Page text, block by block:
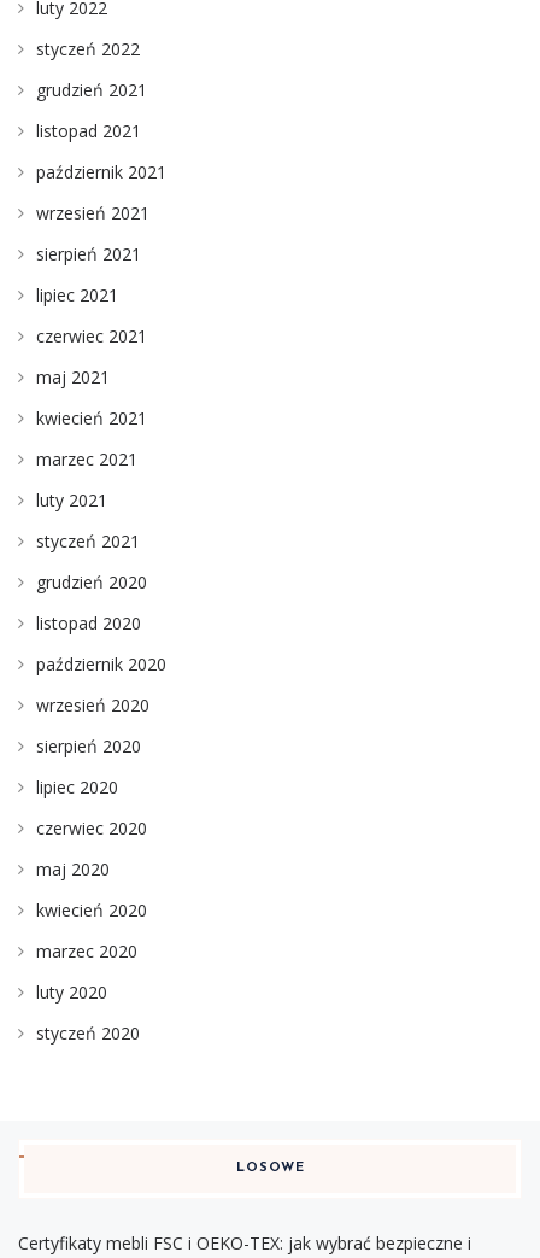
luty 2022
styczeń 2022
grudzień 2021
listopad 2021
październik 2021
wrzesień 2021
sierpień 2021
lipiec 2021
czerwiec 2021
maj 2021
kwiecień 2021
marzec 2021
luty 2021
styczeń 2021
grudzień 2020
listopad 2020
październik 2020
wrzesień 2020
sierpień 2020
lipiec 2020
czerwiec 2020
maj 2020
kwiecień 2020
marzec 2020
luty 2020
styczeń 2020
LOSOWE
Certyfikaty mebli FSC i OEKO-TEX: jak wybrać bezpieczne i